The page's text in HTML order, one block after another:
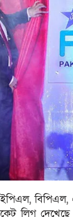
বিপিএল,
লিগ